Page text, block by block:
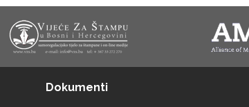
Dokumenti